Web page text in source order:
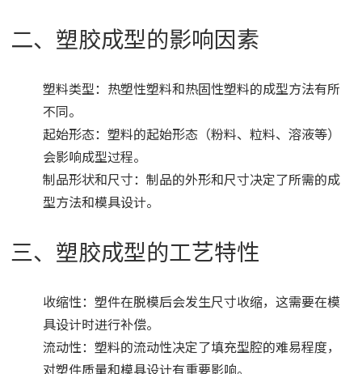
二、塑胶成型的影响因素
塑料类型：热塑性塑料和热固性塑料的成型方法有所
不同。
起始形态：塑料的起始形态（粉料、粒料、溶液等）
会影响成型过程。
制品形状和尺寸：制品的外形和尺寸决定了所需的成
型方法和模具设计。
三、塑胶成型的工艺特性
收缩性：塑件在脱模后会发生尺寸收缩，这需要在模
具设计时进行补偿。
流动性：塑料的流动性决定了填充型腔的难易程度，
对塑件质量和模具设计有重要影响。